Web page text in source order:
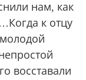
нам, как
к отцу
восставали